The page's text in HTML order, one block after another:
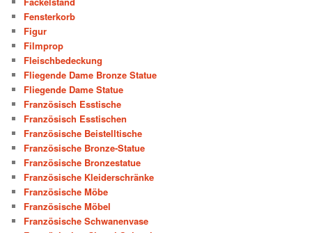
Fensterkorb
Figur
Filmprop
Fleischbedeckung
Fliegende Dame Bronze Statue
Fliegende Dame Statue
Französisch Esstische
Französisch Esstischen
Französische Beistelltische
Französische Bronze-Statue
Französische Bronzestatue
Französische Kleiderschränke
Französische Möbe
Französische Möbel
Französische Schwanenvase